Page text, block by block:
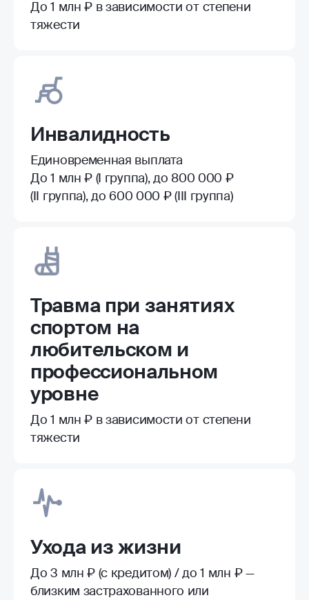
До 1 млн ₽ в зависимости от степени
тяжести
Инвалидность
Единовременная выплата
До 1 млн ₽ (I группа), до 800 000 ₽
(II группа), до 600 000 ₽ (III группа)
Травма при занятиях
спортом на
любительском и
профессиональном
уровне
До 1 млн ₽ в зависимости от степени
тяжести
Ухода из жизни
До 3 млн ₽ (с кредитом) / до 1 млн ₽ —
близким застрахованного или